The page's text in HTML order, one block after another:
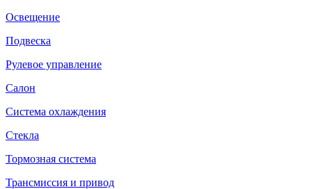
Освещение
Подвеска
Рулевое управление
Салон
Система охлаждения
Стекла
Тормозная система
Трансмиссия и привод